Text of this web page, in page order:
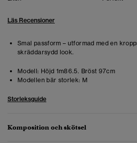
Läs Recensioner
Smal passform – utformad med en
skräddarsydd look.
Modell: Höjd 1m86.5. Bröst 97cm
Modellen bär storlek: M
Storleksguide
Komposition och skötsel